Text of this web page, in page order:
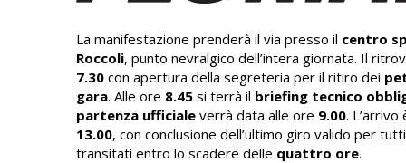
La manifestazione prenderà il via presso il centro
Roccoli, punto nevralgico dell’intera giornata. Il
7.30 con apertura della segreteria per il ritiro dei
gara. Alle ore 8.45 si terrà il briefing tecnico
partenza ufficiale verrà data alle ore 9.00.
13.00, con conclusione dell’ultimo giro valido per
transitati entro lo scadere delle quattro ore.